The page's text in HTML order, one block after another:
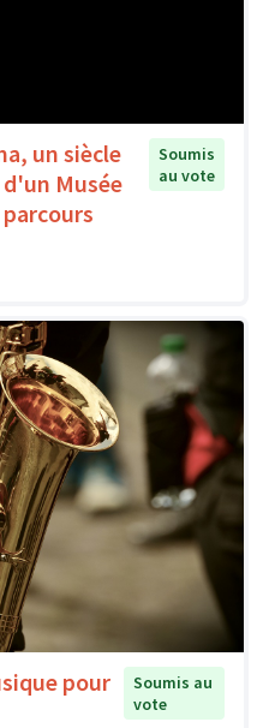
un siècle
Musée
Soumis
au vote
pour
Soumis au
vote